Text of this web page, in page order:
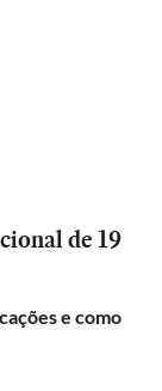
de 19
e como